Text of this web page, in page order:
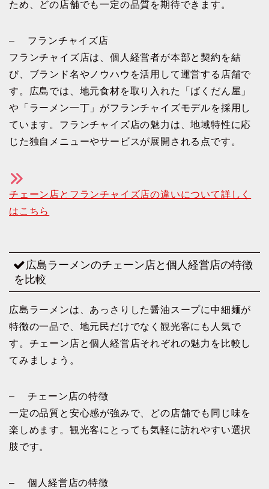
ため、どの店舗でも一定の品質を期待できます。
– フランチャイズ店
フランチャイズ店は、個人経営者が本部と契約を結
び、ブランド名やノウハウを活用して運営する店舗で
す。広島では、地元食材を取り入れた「ばくだん屋」
や「ラーメン一丁」がフランチャイズモデルを採用し
ています。フランチャイズ店の魅力は、地域特性に応
じた独自メニューやサービスが展開される点です。
チェーン店とフランチャイズ店の違いについて詳しく
はこちら
広島ラーメンのチェーン店と個人経営店の特徴
を比較
広島ラーメンは、あっさりした醤油スープに中細麺が
特徴の一品で、地元民だけでなく観光客にも人気で
す。チェーン店と個人経営店それぞれの魅力を比較し
てみましょう。
– チェーン店の特徴
一定の品質と安心感が強みで、どの店舗でも同じ味を
楽しめます。観光客にとっても気軽に訪れやすい選択
肢です。
– 個人経営店の特徴